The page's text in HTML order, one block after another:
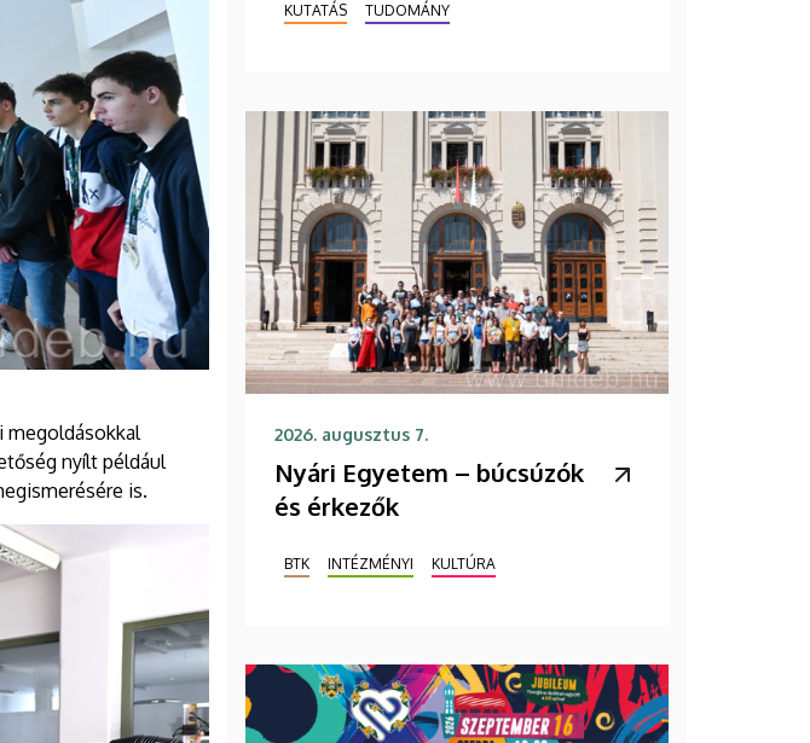
megoldásokkal
nyílt például
is.
KUTATÁS TUDOMÁNY
2026. augusztus 7.
Nyári Egyetem – búcsúzók
és érkezők
BTK INTÉZMÉNYI KULTÚRA